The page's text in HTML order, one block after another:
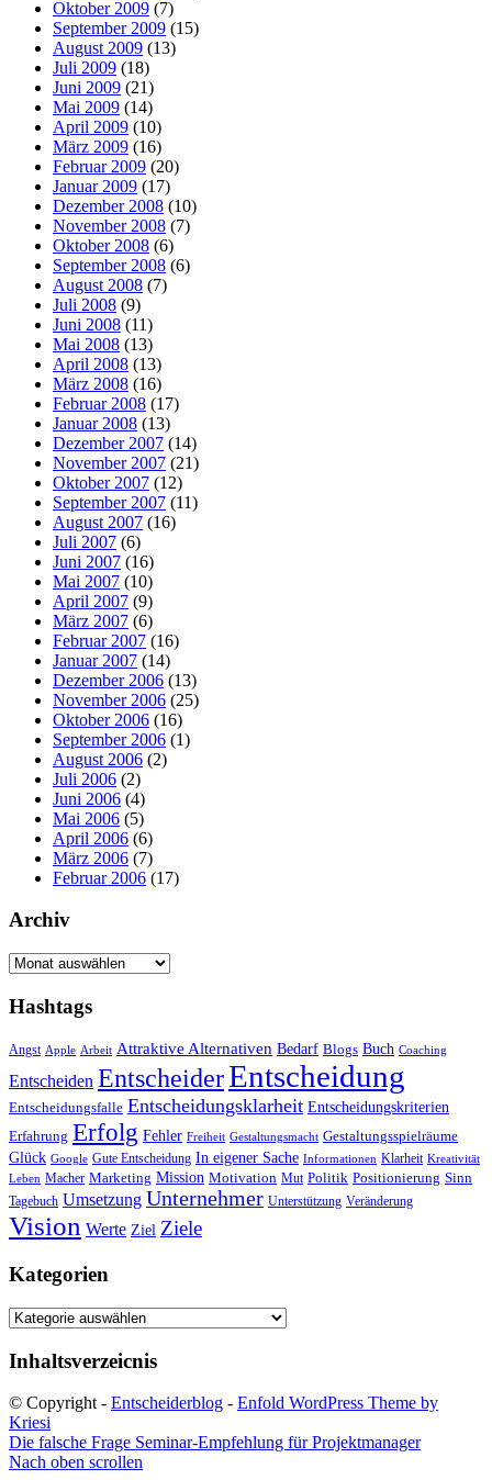
Oktober 2009 (7)
September 2009 (15)
August 2009 (13)
Juli 2009 (18)
Juni 2009 (21)
Mai 2009 (14)
April 2009 (10)
März 2009 (16)
Februar 2009 (20)
Januar 2009 (17)
Dezember 2008 (10)
November 2008 (7)
Oktober 2008 (6)
September 2008 (6)
August 2008 (7)
Juli 2008 (9)
Juni 2008 (11)
Mai 2008 (13)
April 2008 (13)
März 2008 (16)
Februar 2008 (17)
Januar 2008 (13)
Dezember 2007 (14)
November 2007 (21)
Oktober 2007 (12)
September 2007 (11)
August 2007 (16)
Juli 2007 (6)
Juni 2007 (16)
Mai 2007 (10)
April 2007 (9)
März 2007 (6)
Februar 2007 (16)
Januar 2007 (14)
Dezember 2006 (13)
November 2006 (25)
Oktober 2006 (16)
September 2006 (1)
August 2006 (2)
Juli 2006 (2)
Juni 2006 (4)
Mai 2006 (5)
April 2006 (6)
März 2006 (7)
Februar 2006 (17)
Archiv
Archiv
Hashtags
Angst Apple Arbeit Attraktive Alternativen Bedarf Blogs Buch Coaching
Entscheiden EntscheiderEntscheidung
Entscheidungsfalle Entscheidungsklarheit Entscheidungskriterien
Erfahrung Erfolg Fehler Freiheit Gestaltungsmacht Gestaltungsspielräume
Glück Google Gute Entscheidung In eigener Sache Informationen Klarheit Kreativität
Leben Macher Marketing Mission Motivation Mut Politik Positionierung Sinn
Tagebuch Umsetzung Unternehmer Unterstützung Veränderung
Vision Werte Ziel Ziele
Kategorien
Kategorien
Inhaltsverzeicnis
© Copyright - Entscheiderblog - Enfold WordPress Theme by
Kriesi
Die falsche Frage Seminar-Empfehlung für Projektmanager
Nach oben scrollen